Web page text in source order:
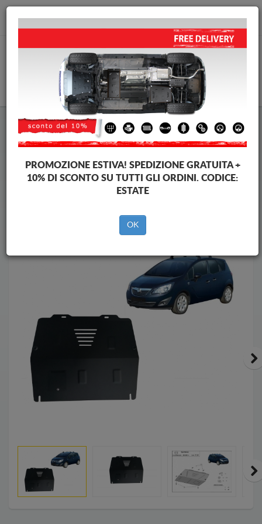
info@piastraparamotore.com
Piastra paramotore di acciaio Opel
Piastra paramotore di acciaio Opel Meriva
Brands
Brands
PROMOZIONE ESTIVA! SPEDIZIONE GRATUITA +
10% DI SCONTO SU TUTTI GLI ORDINI. CODICE:
ESTATE
OK